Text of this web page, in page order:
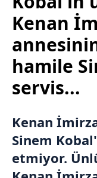
Kenan
hamile
servis...
Kenan
Sinem Kobal
etmiyor.